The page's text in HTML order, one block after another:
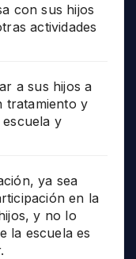
con sus hijos
actividades
a sus hijos a
tratamiento y
y
ya sea
en la
y no lo
la escuela es